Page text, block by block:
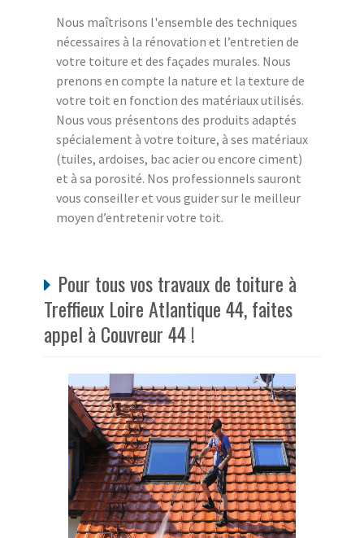
Nous maîtrisons l'ensemble des techniques
nécessaires à la rénovation et l’entretien de
votre toiture et des façades murales. Nous
prenons en compte la nature et la texture de
votre toit en fonction des matériaux utilisés.
Nous vous présentons des produits adaptés
spécialement à votre toiture, à ses matériaux
(tuiles, ardoises, bac acier ou encore ciment)
et à sa porosité. Nos professionnels sauront
vous conseiller et vous guider sur le meilleur
moyen d’entretenir votre toit.
Pour tous vos travaux de toiture à
Treffieux Loire Atlantique 44, faites
appel à Couvreur 44 !